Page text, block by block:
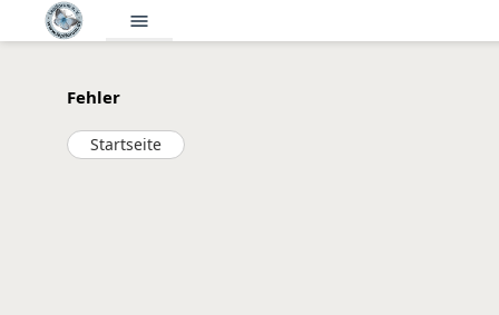
menu
Fehler
Startseite